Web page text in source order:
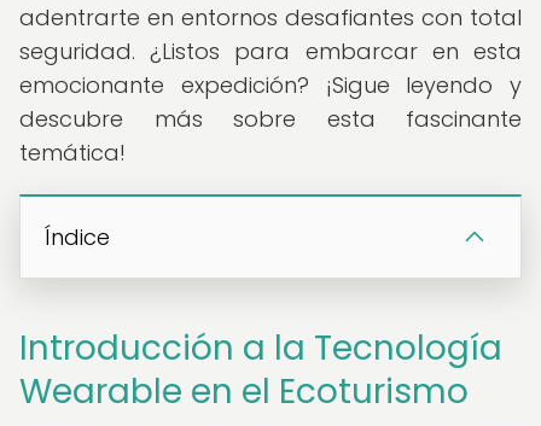
adentrarte en entornos desafiantes con total
seguridad. ¿Listos para embarcar en esta
emocionante expedición? ¡Sigue leyendo y
descubre más sobre esta fascinante
temática!
Índice
Introducción a la Tecnología
Wearable en el Ecoturismo